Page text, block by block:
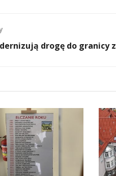
drogę do granicy